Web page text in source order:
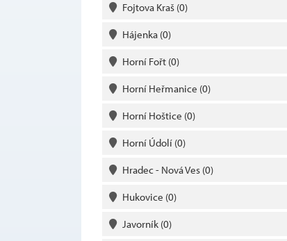
Fojtova Kraš (0)
Hájenka (0)
Horní Fořt (0)
Horní Heřmanice (0)
Horní Hoštice (0)
Horní Údolí (0)
Hradec - Nová Ves (0)
Hukovice (0)
Javorník (0)